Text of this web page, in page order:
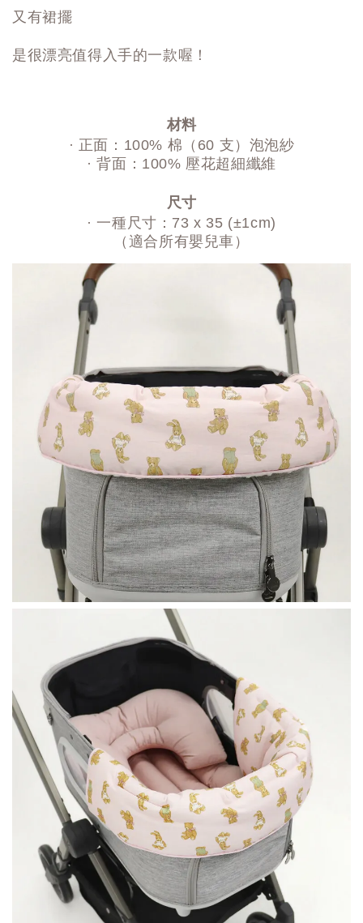
又有裙擺
是很漂亮值得入手的一款喔！
材料
· 正面：100% 棉（60 支）泡泡紗
· 背面：100% 壓花超細纖維
尺寸
· 一種尺寸：73 x 35 (±1cm)
（適合所有嬰兒車）